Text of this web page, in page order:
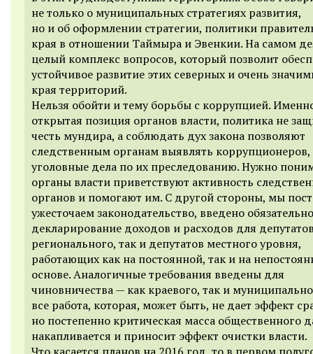
не только о муниципальных стратегиях развития,
но и об оформлении стратегии, политики
края в отношении Таймыра и Эвенкии. На самом
целый комплекс вопросов, который позволит
устойчивое развитие этих северных и очень
края территорий.
Нельзя обойти и тему борьбы с коррупцией.
открытая позиция органов власти, политика не
честь мундира, а соблюдать дух закона позволяют
следственным органам выявлять коррупционеров,
уголовные дела по их преследованию. Нужно
органы власти приветствуют активность
органов и помогают им. С другой стороны, мы
ужесточаем законодательство, введено
декларирование доходов и расходов для
регионального, так и депутатов местного уровня,
работающих как на постоянной, так и на
основе. Аналогичные требования введены для
чиновничества — как краевого, так и
все работа, которая, может быть, не дает эффект
но постепенно критическая масса общественного
накапливается и приносит эффект очистки власти.